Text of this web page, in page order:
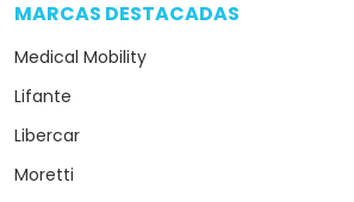
MARCAS DESTACADAS
Medical Mobility
Lifante
Libercar
Moretti